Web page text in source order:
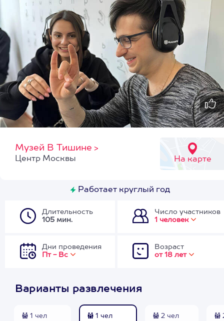
Музей В Тишине >
На карте
Центр Москвы
Работает круглый год
Длительность
105 мин.
Число участников
1 человек
Дни проведения
Пт - Вс
Возраст
от 18 лет
Варианты развлечения
1 чел
1 чел
2 чел